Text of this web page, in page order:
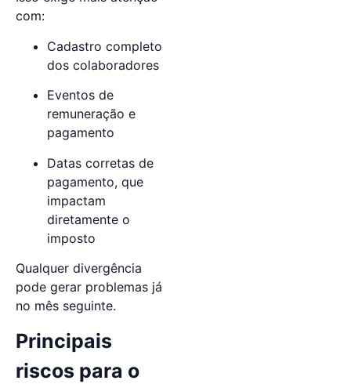
com:
Cadastro completo
dos colaboradores
Eventos de
remuneração e
pagamento
Datas corretas de
pagamento, que
impactam
diretamente o
imposto
Qualquer divergência
pode gerar problemas já
no mês seguinte.
Principais
riscos para o